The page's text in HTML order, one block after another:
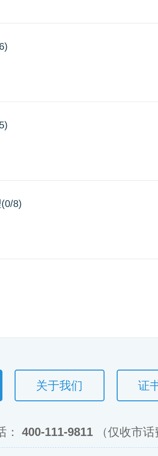
8)
关于我们 证
： 400-111-9811 （仅收市话